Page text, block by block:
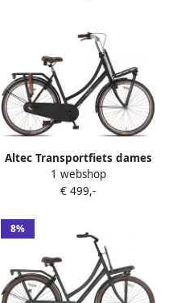
Altec Transportfiets dames
Vintage 28 Inch 50 cm
Dames 3V Terugtraprem
1 webshop
€ 499,-
8%